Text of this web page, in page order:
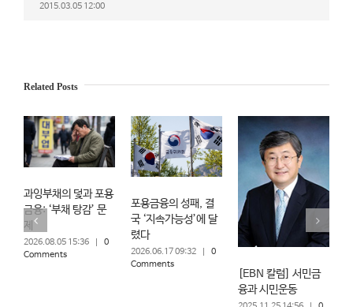
2015.03.05 12:00
Related Posts
과잉부채의 덫과 포용
금융: ‘부채 탕감’ 문
제
2026.08.05 15:36
0
Comments
포용금융의 성패, 결
국 ‘지속가능성’에 달
렸다
2026.06.17 09:32
0
Comments
[EBN 칼럼] 서민금
융과 시민운동